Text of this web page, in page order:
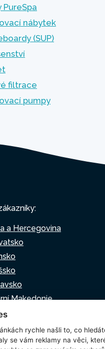
PureSpa
nábytek
(SUP)
filtrace
pumpy
a Hercegovina
Makedonie
rychle našli to, co
se vám reklamy na věci,